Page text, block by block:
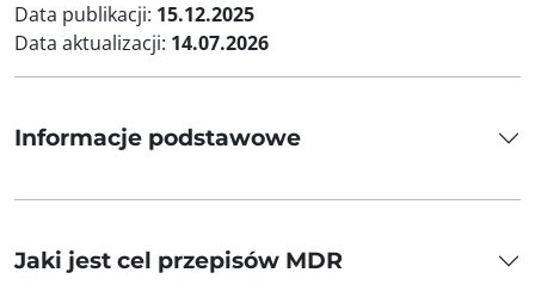
Data publikacji: 15.12.2025
Data aktualizacji: 14.07.2026
Informacje podstawowe
Jaki jest cel przepisów MDR